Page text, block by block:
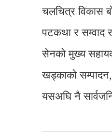
चलचित्र विकास
पटकथा र सम्वाद
सेनको मुख्य
खड्काको
यसअघि नै